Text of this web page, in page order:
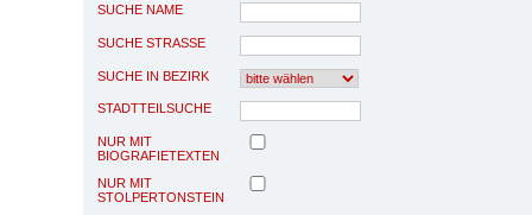
SUCHE NAME
SUCHE STRASSE
SUCHE IN BEZIRK
STADTTEILSUCHE
NUR MIT
BIOGRAFIETEXTEN
NUR MIT
STOLPERTONSTEIN